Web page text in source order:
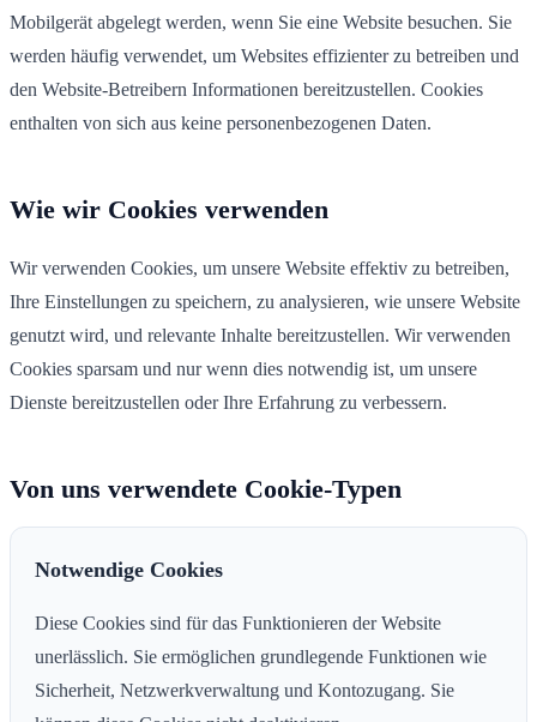
Mobilgerät abgelegt werden, wenn Sie eine Website besuchen. Sie
werden häufig verwendet, um Websites effizienter zu betreiben und
den Website-Betreibern Informationen bereitzustellen. Cookies
enthalten von sich aus keine personenbezogenen Daten.
Wie wir Cookies verwenden
Wir verwenden Cookies, um unsere Website effektiv zu betreiben,
Ihre Einstellungen zu speichern, zu analysieren, wie unsere Website
genutzt wird, und relevante Inhalte bereitzustellen. Wir verwenden
Cookies sparsam und nur wenn dies notwendig ist, um unsere
Dienste bereitzustellen oder Ihre Erfahrung zu verbessern.
Von uns verwendete Cookie-Typen
Notwendige Cookies
Diese Cookies sind für das Funktionieren der Website
unerlässlich. Sie ermöglichen grundlegende Funktionen wie
Sicherheit, Netzwerkverwaltung und Kontozugang. Sie